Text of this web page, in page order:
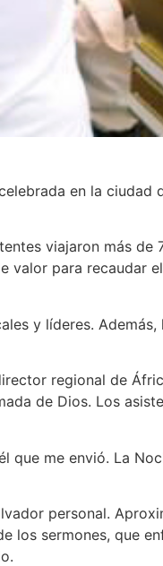
en la ciudad
viajaron más de
valor para recaudar
y líderes.
regional de
de Dios. Los
que me envió. La
personal.
los sermones, que